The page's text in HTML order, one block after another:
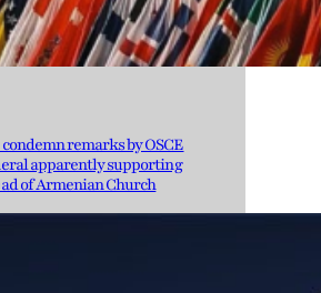
remarks by OSCE
apparently supporting
of Armenian Church